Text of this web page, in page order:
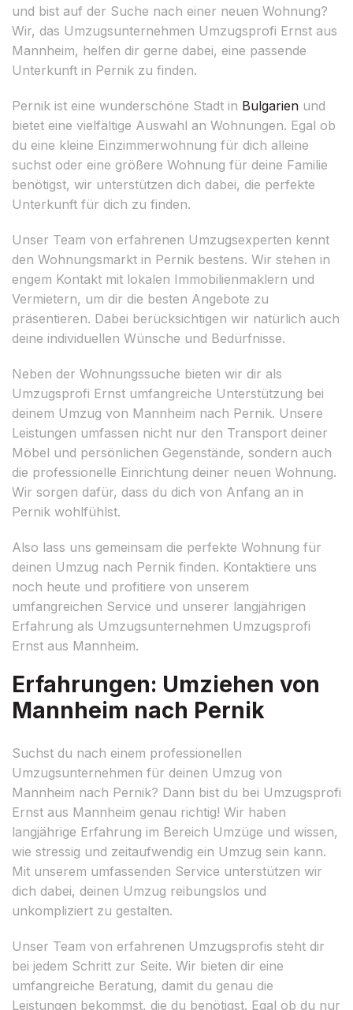
und bist auf der Suche nach einer neuen Wohnung?
Wir, das Umzugsunternehmen Umzugsprofi Ernst aus
Mannheim, helfen dir gerne dabei, eine passende
Unterkunft in Pernik zu finden.
Pernik ist eine wunderschöne Stadt in Bulgarien und
bietet eine vielfältige Auswahl an Wohnungen. Egal ob
du eine kleine Einzimmerwohnung für dich alleine
suchst oder eine größere Wohnung für deine Familie
benötigst, wir unterstützen dich dabei, die perfekte
Unterkunft für dich zu finden.
Unser Team von erfahrenen Umzugsexperten kennt
den Wohnungsmarkt in Pernik bestens. Wir stehen in
engem Kontakt mit lokalen Immobilienmaklern und
Vermietern, um dir die besten Angebote zu
präsentieren. Dabei berücksichtigen wir natürlich auch
deine individuellen Wünsche und Bedürfnisse.
Neben der Wohnungssuche bieten wir dir als
Umzugsprofi Ernst umfangreiche Unterstützung bei
deinem Umzug von Mannheim nach Pernik. Unsere
Leistungen umfassen nicht nur den Transport deiner
Möbel und persönlichen Gegenstände, sondern auch
die professionelle Einrichtung deiner neuen Wohnung.
Wir sorgen dafür, dass du dich von Anfang an in
Pernik wohlfühlst.
Also lass uns gemeinsam die perfekte Wohnung für
deinen Umzug nach Pernik finden. Kontaktiere uns
noch heute und profitiere von unserem
umfangreichen Service und unserer langjährigen
Erfahrung als Umzugsunternehmen Umzugsprofi
Ernst aus Mannheim.
Erfahrungen: Umziehen von
Mannheim nach Pernik
Suchst du nach einem professionellen
Umzugsunternehmen für deinen Umzug von
Mannheim nach Pernik? Dann bist du bei Umzugsprofi
Ernst aus Mannheim genau richtig! Wir haben
langjährige Erfahrung im Bereich Umzüge und wissen,
wie stressig und zeitaufwendig ein Umzug sein kann.
Mit unserem umfassenden Service unterstützen wir
dich dabei, deinen Umzug reibungslos und
unkompliziert zu gestalten.
Unser Team von erfahrenen Umzugsprofis steht dir
bei jedem Schritt zur Seite. Wir bieten dir eine
umfangreiche Beratung, damit du genau die
Leistungen bekommst, die du benötigst. Egal ob du nur